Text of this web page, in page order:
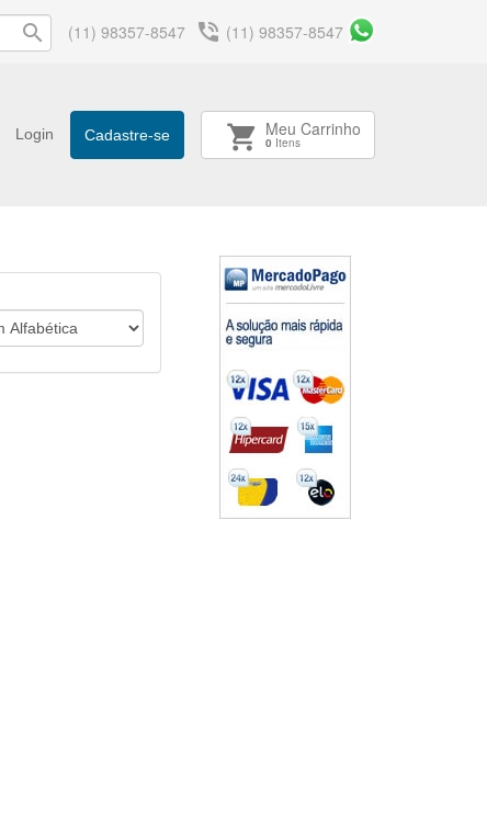
search (11) 98357-8547 phone_in_talk (11) 98357-8547
Login Cadastre-se shopping_cart Meu Carrinho
0 Itens